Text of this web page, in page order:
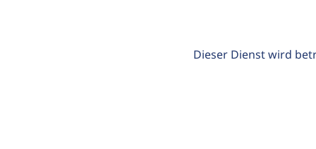
Dieser Dienst wird